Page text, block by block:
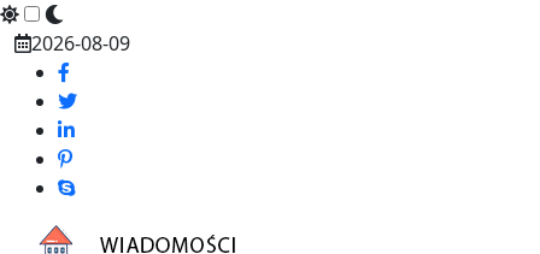
Skip
content
2026-08-09